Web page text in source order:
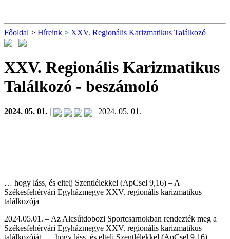
Főoldal > Híreink > XXV. Regionális Karizmatikus Találkozó
XXV. Regionális Karizmatikus
Találkozó - beszámoló
2024. 05. 01. | | 2024. 05. 01.
… hogy láss, és eltelj Szentlélekkel (ApCsel 9,16) – A
Székesfehérvári Egyházmegye XXV. regionális karizmatikus
találkozója
2024.05.01. – Az Alcsútdobozi Sportcsarnokban rendezték meg a
Székesfehérvári Egyházmegye XXV. regionális karizmatikus
találkozóját, … hogy láss, és eltelj Szentlélekkel (ApCsel 9,16) –